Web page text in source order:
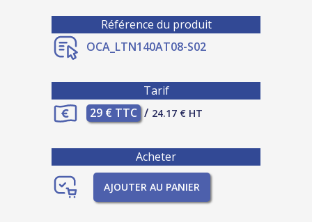
Référence du produit
OCA_LTN140AT08-S02
Tarif
29 € TTC / 24.17 € HT
Acheter
AJOUTER AU PANIER